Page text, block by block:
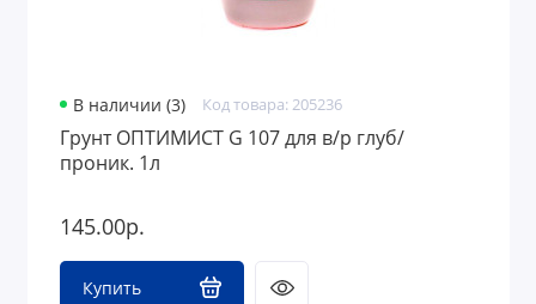
В наличии (3) Код товара: 205236
Грунт ОПТИМИСТ G 107 для в/р глуб/
проник. 1л
145.00р.
Купить